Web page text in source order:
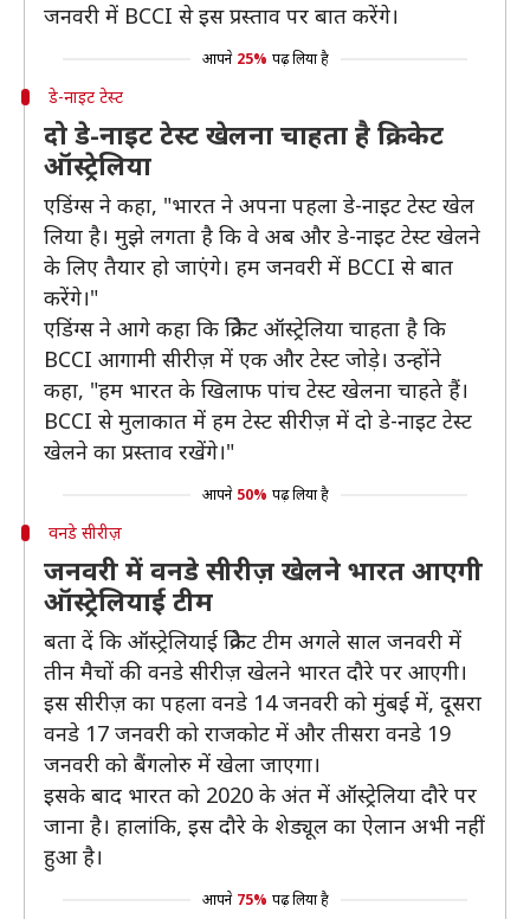
जनवरी में BCCI से इस प्रस्ताव पर बात करेंगे।
आपने 25% पढ़ लिया है
डे-नाइट टेस्ट
दो डे-नाइट टेस्ट खेलना चाहता है क्रिकेट
ऑस्ट्रेलिया
एडिंग्स ने कहा, "भारत ने अपना पहला डे-नाइट टेस्ट खेल
लिया है। मुझे लगता है कि वे अब और डे-नाइट टेस्ट खेलने
के लिए तैयार हो जाएंगे। हम जनवरी में BCCI से बात
करेंगे।"
एडिंग्स ने आगे कहा कि क्रिकेट ऑस्ट्रेलिया चाहता है कि
BCCI आगामी सीरीज़ में एक और टेस्ट जोड़े। उन्होंने
कहा, "हम भारत के खिलाफ पांच टेस्ट खेलना चाहते हैं।
BCCI से मुलाकात में हम टेस्ट सीरीज़ में दो डे-नाइट टेस्ट
खेलने का प्रस्ताव रखेंगे।"
आपने 50% पढ़ लिया है
वनडे सीरीज़
जनवरी में वनडे सीरीज़ खेलने भारत आएगी
ऑस्ट्रेलियाई टीम
बता दें कि ऑस्ट्रेलियाई क्रिकेट टीम अगले साल जनवरी में
तीन मैचों की वनडे सीरीज़ खेलने भारत दौरे पर आएगी।
इस सीरीज़ का पहला वनडे 14 जनवरी को मुंबई में, दूसरा
वनडे 17 जनवरी को राजकोट में और तीसरा वनडे 19
जनवरी को बैंगलोरु में खेला जाएगा।
इसके बाद भारत को 2020 के अंत में ऑस्ट्रेलिया दौरे पर
जाना है। हालांकि, इस दौरे के शेड्यूल का ऐलान अभी नहीं
हुआ है।
आपने 75% पढ़ लिया है